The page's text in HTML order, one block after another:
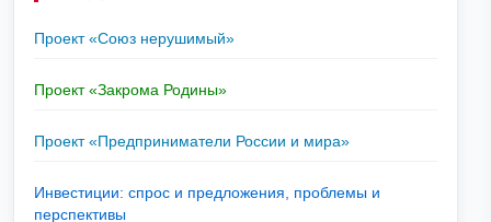
Проект «Союз нерушимый»
Проект «Закрома Родины»
Проект «Предприниматели России и мира»
Инвестиции: спрос и предложения, проблемы и
перспективы